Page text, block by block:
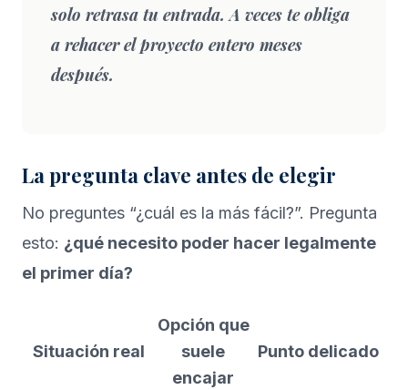
solo retrasa tu entrada. A veces te obliga
a rehacer el proyecto entero meses
después.
La pregunta clave antes de elegir
No preguntes “¿cuál es la más fácil?”. Pregunta
esto: ¿qué necesito poder hacer legalmente
el primer día?
Situación real
Opción que
suele
encajar
Punto delicado